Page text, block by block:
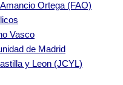
Ortega (FAO)
Vasco
de Madrid
y Leon (JCYL)